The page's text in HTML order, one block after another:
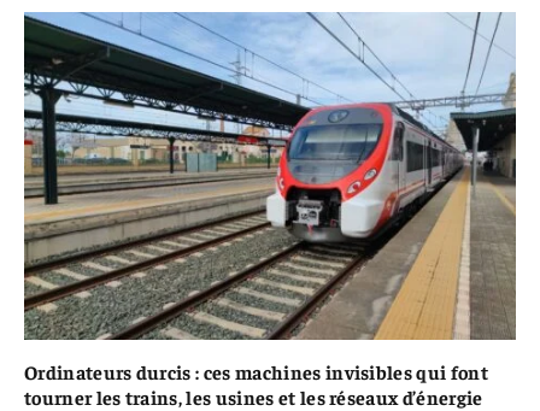
Ordinateurs durcis : ces machines invisibles qui font
tourner les trains, les usines et les réseaux d’énergie